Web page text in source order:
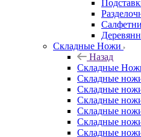
Складные Ножи
Назад
Складные
Cкладные
Складные
Складные
Складные
Складные
Складные